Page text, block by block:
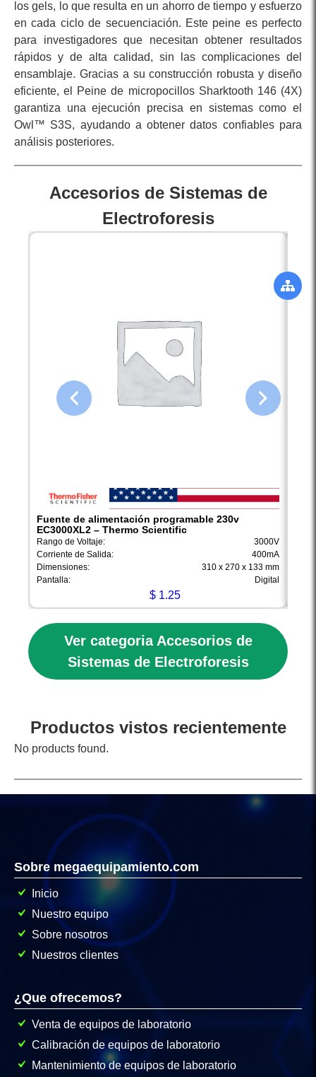
los gels, lo que resulta en un ahorro de tiempo y esfuerzo
en cada ciclo de secuenciación. Este peine es perfecto
para investigadores que necesitan obtener resultados
rápidos y de alta calidad, sin las complicaciones del
ensamblaje. Gracias a su construcción robusta y diseño
eficiente, el Peine de micropocillos Sharktooth 146 (4X)
garantiza una ejecución precisa en sistemas como el
Owl™ S3S, ayudando a obtener datos confiables para
análisis posteriores.
Accesorios de Sistemas de
Electroforesis
Fuente de alimentación programable 230v
EC3000XL2 – Thermo Scientific
Rango de Voltaje:
3000V
Corriente de Salida:
400mA
Dimensiones:
310 x 270 x 133 mm
Pantalla:
Digital
$ 1.25
Ver categoria Accesorios de
Sistemas de Electroforesis
Productos vistos recientemente
No products found.
Sobre megaequipamiento.com
Inicio
Nuestro equipo
Sobre nosotros
Nuestros clientes
¿Que ofrecemos?
Venta de equipos de laboratorio
Calibración de equipos de laboratorio
Mantenimiento de equipos de laboratorio